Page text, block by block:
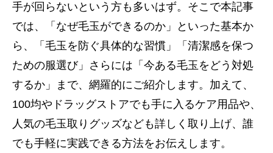
手が回らないという方も多いはず。そこで本記事
では、「なぜ毛玉ができるのか」といった基本か
ら、「毛玉を防ぐ具体的な習慣」「清潔感を保つ
ための服選び」さらには「今ある毛玉をどう対処
するか」まで、網羅的にご紹介します。加えて、
100均やドラッグストアでも手に入るケア用品や、
人気の毛玉取りグッズなども詳しく取り上げ、誰
でも手軽に実践できる方法をお伝えします。